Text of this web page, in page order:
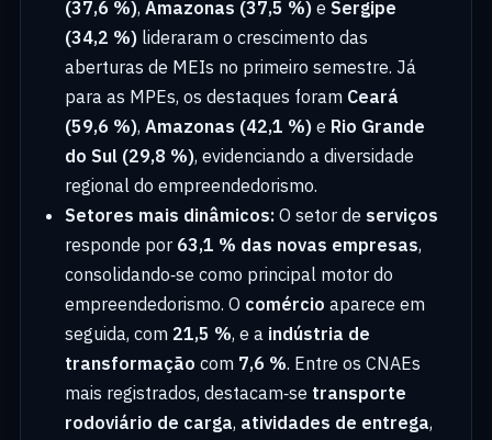
(37,6 %), Amazonas (37,5 %) e Sergipe
(34,2 %) lideraram o crescimento das
aberturas de MEIs no primeiro semestre. Já
para as MPEs, os destaques foram Ceará
(59,6 %), Amazonas (42,1 %) e Rio Grande
do Sul (29,8 %), evidenciando a diversidade
regional do empreendedorismo.
Setores mais dinâmicos: O setor de serviços
responde por 63,1 % das novas empresas,
consolidando‑se como principal motor do
empreendedorismo. O comércio aparece em
seguida, com 21,5 %, e a indústria de
transformação com 7,6 %. Entre os CNAEs
mais registrados, destacam‑se transporte
rodoviário de carga, atividades de entrega,